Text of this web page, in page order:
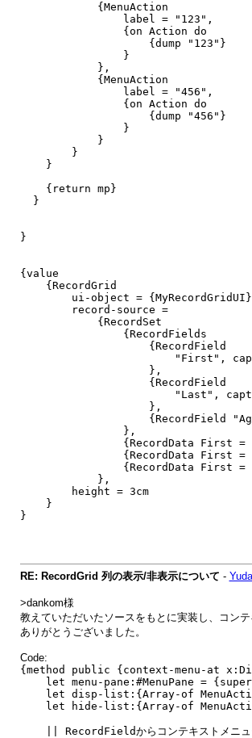
{MenuAction
label = "123",
{on Action do
{dump "123"}
}
},
{MenuAction
label = "456",
{on Action do
{dump "456"}
}
}
}
}
{return mp}
}
}
{value
{RecordGrid
ui-object =
record-source =
{RecordSet
{RecordFields
{RecordField
"First", caption = "First
},
{RecordField
"Last", caption = "Last
},
{RecordField "Age",
},
{RecordData First =
{RecordData First =
{RecordData First =
},
height = 3cm
}
}
RE: RecordGrid 列の表示/非表示について -
>dankom様
教えていただいたソースをもとに実装し、コン
ありがとうございました。
Code:
{method public {context-menu-at
let menu-pane:#MenuPane =
let disp-list:{Array-of
let hide-list:{Array-of
|| RecordFieldからコンテキストメニュー